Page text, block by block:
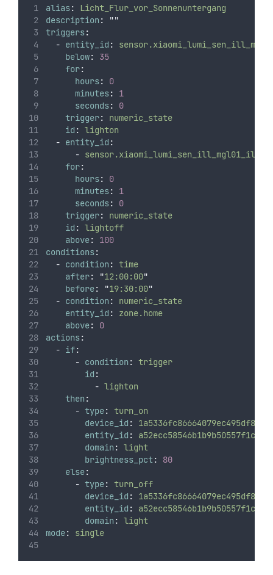
alias:
Licht_Flur_vor_Sonnenuntergang
description :
""
triggers:
- entity_id :
below:
35
for:
hours:
0
minutes:
1
seconds:
0
trigger:
numeric_state
id : lighton
- entity_id :
-
for:
hours:
0
minutes:
1
seconds:
0
trigger:
numeric_state
id : lightoff
above:
100
conditions:
- condition : time
after: "12:00:00"
before: "19:30:00"
- condition :
numeric_state
entity_id :
zone.home
above:
0
actions:
- if:
- condition : trigger
id :
- lighton
then :
- type: turn_on
device_id :
entity_id :
domain : light
brightness_pct:
80
else:
- type: turn_off
device_id :
entity_id :
domain : light
mode: single